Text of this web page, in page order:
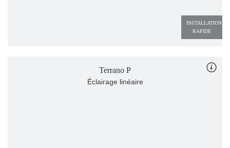
INSTALLATION
RAPIDE
Terrano P
Éclairage linéaire